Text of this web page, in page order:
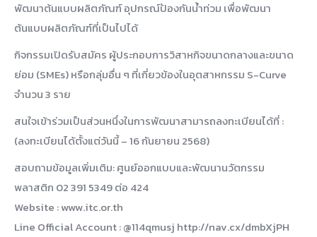
พัฒนาต้นแบบผลิตภัณฑ์ อุปกรณ์ป้องกันน้ำท่วม เพื่อพัฒนา
ต้นแบบผลิตภัณฑ์ที่เป็นไปได้
กิจกรรมเปิดรับสมัคร ผู้ประกอบการวิสาหกิจขนาดกลางและขนาด
ย่อม (SMEs) หรือกลุ่มอื่น ๆ ที่เกี่ยวข้องในอุตสาหกรรม S-Curve
จำนวน 3 ราย
สนใจเข้าร่วมเป็นส่วนหนึ่งในการพัฒนาสามารถลงทะเบียนได้ที่ :
(ลงทะเบียนได้ตั้งแต่วันนี้ – 16 กันยายน 2568)
สอบถามข้อมูลเพิ่มเติม: ศูนย์ออกแบบและพัฒนานวัตกรรม
พลาสติก 02 391 5349 ต่อ 424
Website : www.itc.or.th
Line Official Account : @114qmusj http://nav.cx/dmbXjPH